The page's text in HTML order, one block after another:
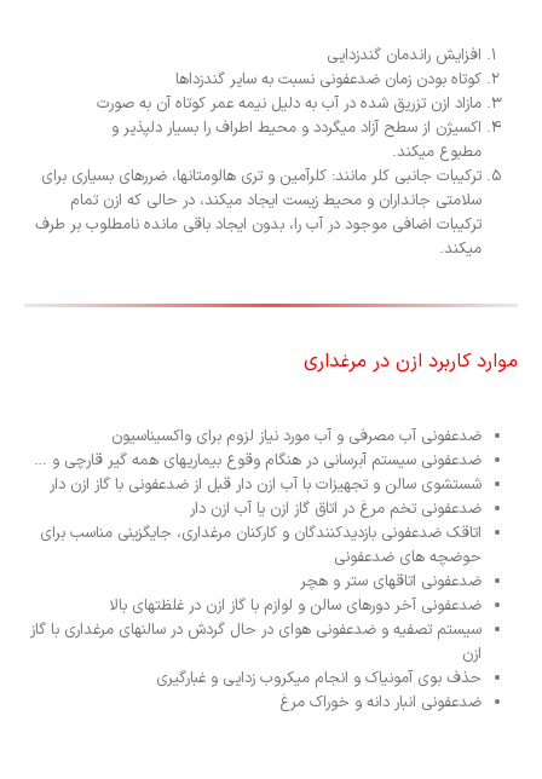
افزایش راندمان گندزدایی
کوتاه بودن زمان ضدعفونی نسبت به سایر گندزداها
مازاد ازن تزریق شده در آب به دلیل نیمه عمر کوتاه آن به صورت
اکسیژن از سطح آزاد میگردد و محیط اطراف را بسیار دلپذیر و
مطبوع میکند.
ترکیبات جانبی کلر مانند: کلرآمین و تری هالومتانها، ضررهای بسیاری برای
سلامتی جانداران و محیط زیست ایجاد میکند، در حالی که ازن تمام
ترکیبات اضافی موجود در آب را، بدون ایجاد باقی مانده نامطلوب بر طرف
میکند.
موارد کاربرد ازن در مرغداری
ضدعفونی آب مصرفی و آب مورد نیاز لزوم برای واکسیناسیون
ضدعفونی سیستم آبرسانی در هنگام وقوع بیماریهای همه گیر قارچی و …
شستشوی سالن و تجهیزات با آب ازن دار قبل از ضدعفونی با گاز ازن دار
ضدعفونی تخم مرغ در اتاق گاز ازن یا آب ازن دار
اتاقک ضدعفونی بازدیدکنندگان و کارکنان مرغداری، جایگزینی مناسب برای
حوضچه های ضدعفونی
ضدعفونی اتاقهای ستر و هچر
ضدعفونی آخر دورهای سالن و لوازم با گاز ازن در غلظتهای بالا
سیستم تصفیه و ضدعفونی هوای در حال گردش در سالنهای مرغداری با گاز
ازن
حذف بوی آمونیاک و انجام میکروب زدایی و غبارگیری
ضدعفونی انبار دانه و خوراک مرغ